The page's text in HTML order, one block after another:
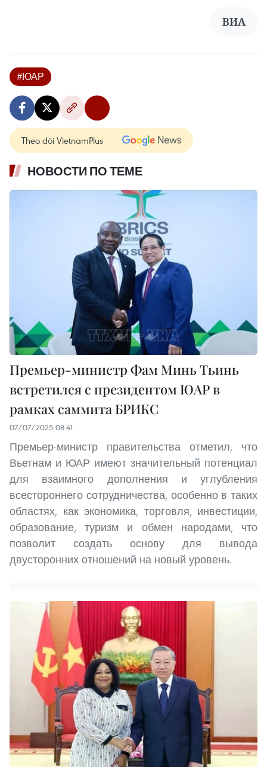
ВИА
#ЮАР
Theo dõi VietnamPlus
НОВОСТИ ПО ТЕМЕ
Премьер-министр Фам Минь Тьинь
встретился с президентом ЮАР в
рамках саммита БРИКС
07/07/2025 08:41
Премьер-министр правительства отметил, что
Вьетнам и ЮАР имеют значительный потенциал
для взаимного дополнения и углубления
всестороннего сотрудничества, особенно в таких
областях, как экономика, торговля, инвестиции,
образование, туризм и обмен народами, что
позволит создать основу для вывода
двусторонних отношений на новый уровень.